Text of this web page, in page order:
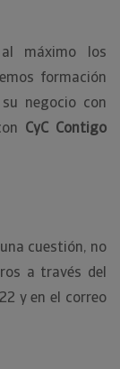
máximo los
formación
negocio con
CyC Contigo
cuestión, no
a través del
y en el correo